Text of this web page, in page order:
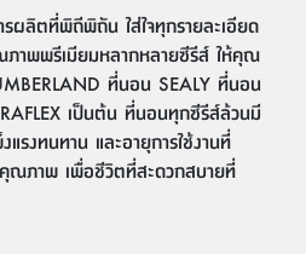
ลิตที่พิถีพิถัน ใส่ใจทุกรายละเอียด
าพพรีเมียมหลากหลายซีรีส์ ให้คุณ
ที่นอน SEALY ที่นอน
เป็นต้น ที่นอนทุกซีรีส์ล้วนมี
รงทนทาน และอายุการใช้งานที่
ณภาพ เพื่อชีวิตที่สะดวกสบายที่